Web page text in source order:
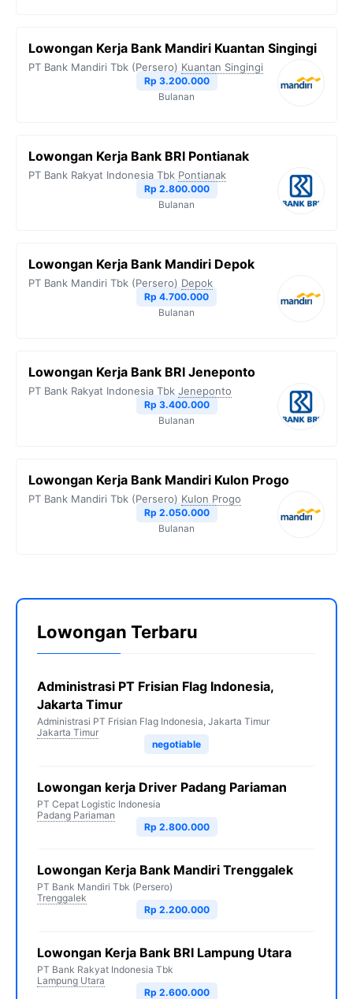
Lowongan Kerja Bank Mandiri Kuantan Singingi
PT Bank Mandiri Tbk (Persero) Kuantan Singingi
Rp 3.200.000
Bulanan
Lowongan Kerja Bank BRI Pontianak
PT Bank Rakyat Indonesia Tbk Pontianak
Rp 2.800.000
Bulanan
Lowongan Kerja Bank Mandiri Depok
PT Bank Mandiri Tbk (Persero) Depok
Rp 4.700.000
Bulanan
Lowongan Kerja Bank BRI Jeneponto
PT Bank Rakyat Indonesia Tbk Jeneponto
Rp 3.400.000
Bulanan
Lowongan Kerja Bank Mandiri Kulon Progo
PT Bank Mandiri Tbk (Persero) Kulon Progo
Rp 2.050.000
Bulanan
Lowongan Terbaru
Administrasi PT Frisian Flag Indonesia,
Jakarta Timur
Administrasi PT Frisian Flag Indonesia, Jakarta Timur
Jakarta Timur
negotiable
Lowongan kerja Driver Padang Pariaman
PT Cepat Logistic Indonesia
Padang Pariaman
Rp 2.800.000
Lowongan Kerja Bank Mandiri Trenggalek
PT Bank Mandiri Tbk (Persero)
Trenggalek
Rp 2.200.000
Lowongan Kerja Bank BRI Lampung Utara
PT Bank Rakyat Indonesia Tbk
Lampung Utara
Rp 2.600.000